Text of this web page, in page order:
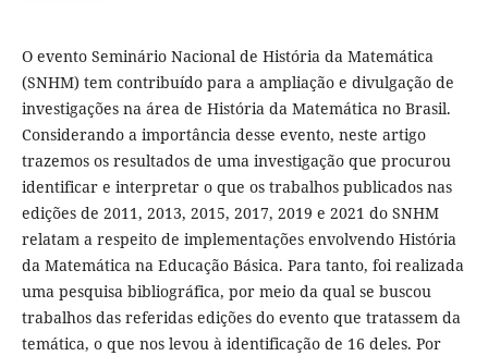
O evento Seminário Nacional de História da Matemática
(SNHM) tem contribuído para a ampliação e divulgação de
investigações na área de História da Matemática no Brasil.
Considerando a importância desse evento, neste artigo
trazemos os resultados de uma investigação que procurou
identificar e interpretar o que os trabalhos publicados nas
edições de 2011, 2013, 2015, 2017, 2019 e 2021 do SNHM
relatam a respeito de implementações envolvendo História
da Matemática na Educação Básica. Para tanto, foi realizada
uma pesquisa bibliográfica, por meio da qual se buscou
trabalhos das referidas edições do evento que tratassem da
temática, o que nos levou à identificação de 16 deles. Por